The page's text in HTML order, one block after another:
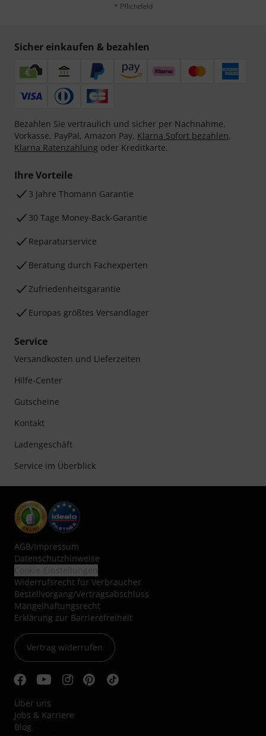
* Pflichtfeld
Sicher einkaufen & bezahlen
Bezahlen Sie vertraulich und sicher per Nachnahme,
Vorkasse, PayPal, Amazon Pay, Klarna Sofort bezahlen,
Klarna Ratenzahlung oder Kreditkarte.
Ihre Vorteile
3 Jahre Thomann Garantie
30 Tage Money-Back-Garantie
Reparaturservice
Beratung durch Fachexperten
Zufriedenheitsgarantie
Europas größtes Versandlager
Service
Versandkosten und Lieferzeiten
Hilfe-Center
Gutscheine
Kontakt
Ladengeschäft
Service im Überblick
AGB/Impressum
Datenschutzhinweise
Widerrufsrecht für Verbraucher
Bestellvorgang/Vertragsabschluss
Mängelhaftungsrecht
Erklärung zur Barrierefreiheit
Vertrag widerrufen
Über uns
Jobs & Karriere
Blog